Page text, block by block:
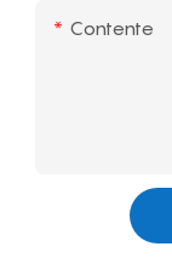
Contente